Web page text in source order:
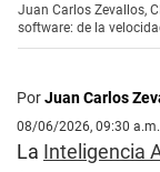
Juan Carlos Zevallos,
software: de la
PorJuan Carlos
08/06/2026, 09:30
La Inteligencia